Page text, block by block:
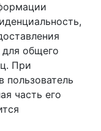
общего
При
пользователь
часть его